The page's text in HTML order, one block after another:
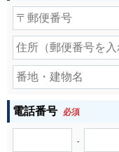
電話番号 必須
-